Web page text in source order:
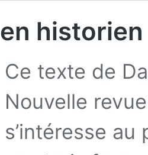
en
Ce texte de
Nouvelle
s’intéresse